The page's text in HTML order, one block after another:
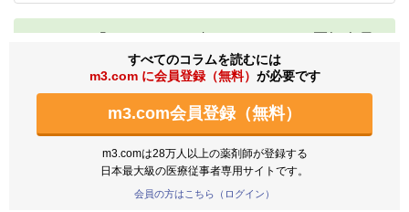
から寄せられた記事の一部をご紹介しま
す。今回は大学受験・国家試験にまつわる
「受験の思い出」がテーマです。薬剤師の
先生方も皆さんが通った、夢への道。合格発表の季
節には毎年懐かしく想い返される方もいらっしゃる
ことでしょう。悲喜こもごものエピソードを全4回で
すべてのコラムを読むには
m3.com に会員登録（無料） が必要です
m3.com会員登録（無料）
m3.comは28万人以上の薬剤師が登録する
日本最大級の医療従事者専用サイトです。
会員の方はこちら（ログイン）